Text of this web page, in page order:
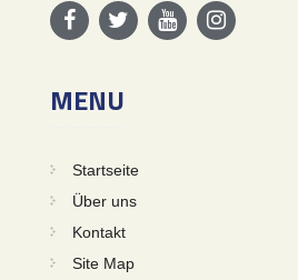
MENU
Startseite
Über uns
Kontakt
Site Map